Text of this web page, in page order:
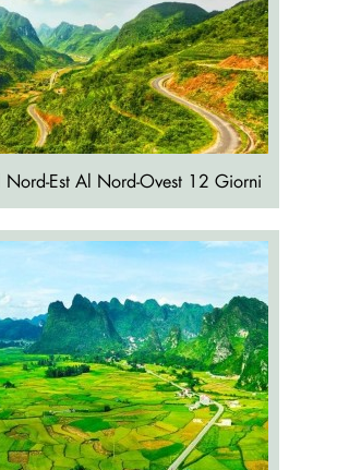
Est Al Nord-Ovest 12 Giorni